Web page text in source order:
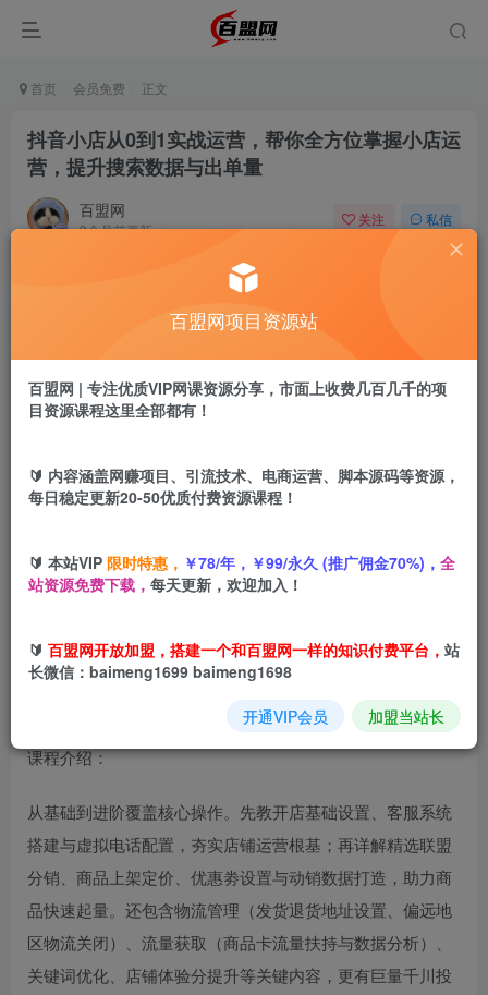
首页 会员免费 正文
抖音小店从0到1实战运营，帮你全方位掌握小店运
营，提升搜索数据与出单量
百盟网
9个月前更新
关注 私信
盟币9.9
立即购买
抖音小店从0到1实战运营，帮你全方位掌握小店运营，提升
课程介绍：
从基础到进阶覆盖核心操作。先教开店基础设置、客服系统
搭建与虚拟电话配置，夯实店铺运营根基；再详解精选联盟
分销、商品上架定价、优惠劵设置与动销数据打造，助力商
品快速起量。还包含物流管理（发货退货地址设置、偏远地
区物流关闭）、流量获取（商品卡流量扶持与数据分析）、
关键词优化、店铺体验分提升等关键内容，更有巨量千川投
百盟网项目资源站
百盟网 | 专注优质VIP网课资源分享，市面上收费几百几千的项
目资源课程这里全部都有！
🔰 内容涵盖网赚项目、引流技术、电商运营、脚本源码等资源，
每日稳定更新20-50优质付费资源课程！
🔰 本站VIP 限时特惠， ￥78/年，￥99/永久 (推广佣金70%)， 全
站资源免费下载， 每天更新，欢迎加入！
🔰 百盟网开放加盟，搭建一个和百盟网一样的知识付费平台， 站
长微信：baimeng1699 baimeng1698
开通VIP会员 加盟当站长